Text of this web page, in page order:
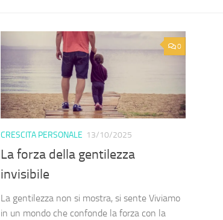
0
CRESCITA PERSONALE 13/10/2025
La forza della gentilezza
invisibile
La gentilezza non si mostra, si sente Viviamo
in un mondo che confonde la forza con la